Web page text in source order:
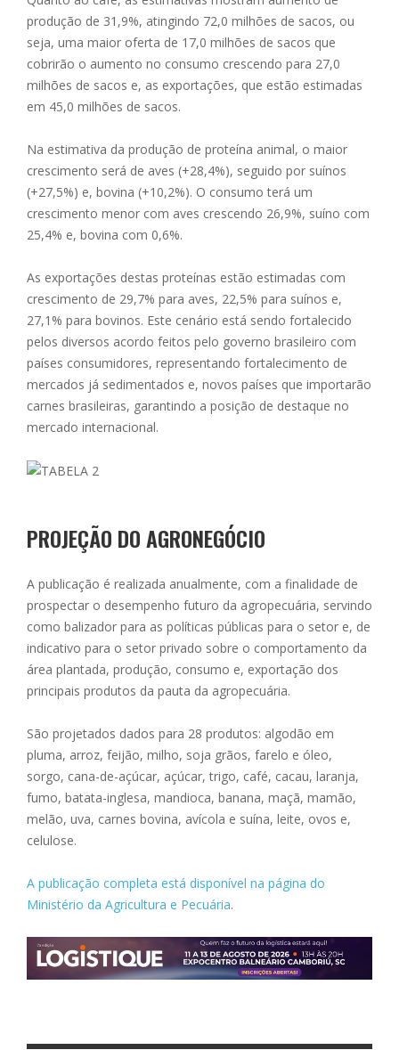
produção de 31,9%, atingindo 72,0 milhões de sacos, ou
seja, uma maior oferta de 17,0 milhões de sacos que
cobrirão o aumento no consumo crescendo para 27,0
milhões de sacos e, as exportações, que estão estimadas
em 45,0 milhões de sacos.
Na estimativa da produção de proteína animal, o maior
crescimento será de aves (+28,4%), seguido por suínos
(+27,5%) e, bovina (+10,2%). O consumo terá um
crescimento menor com aves crescendo 26,9%, suíno com
25,4% e, bovina com 0,6%.
As exportações destas proteínas estão estimadas com
crescimento de 29,7% para aves, 22,5% para suínos e,
27,1% para bovinos. Este cenário está sendo fortalecido
pelos diversos acordo feitos pelo governo brasileiro com
países consumidores, representando fortalecimento de
mercados já sedimentados e, novos países que importarão
carnes brasileiras, garantindo a posição de destaque no
mercado internacional.
PROJEÇÃO DO AGRONEGÓCIO
A publicação é realizada anualmente, com a finalidade de
prospectar o desempenho futuro da agropecuária, servindo
como balizador para as políticas públicas para o setor e, de
indicativo para o setor privado sobre o comportamento da
área plantada, produção, consumo e, exportação dos
principais produtos da pauta da agropecuária.
São projetados dados para 28 produtos: algodão em
pluma, arroz, feijão, milho, soja grãos, farelo e óleo,
sorgo, cana-de-açúcar, açúcar, trigo, café, cacau, laranja,
fumo, batata-inglesa, mandioca, banana, maçã, mamão,
melão, uva, carnes bovina, avícola e suína, leite, ovos e,
celulose.
A publicação completa está disponível na página do
Ministério da Agricultura e Pecuária.